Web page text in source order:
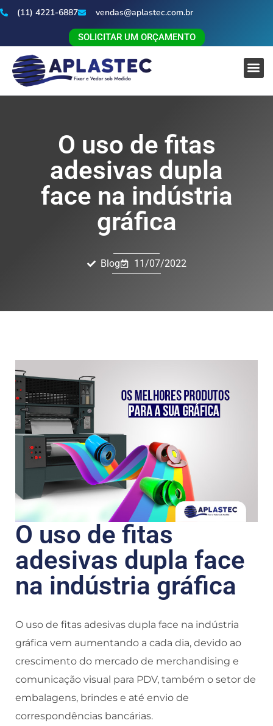
(11) 4221-6887 vendas@aplastec.com.br
SOLICITAR UM ORÇAMENTO
O uso de fitas
adesivas dupla
face na indústria
gráfica
Blog 11/07/2022
O uso de fitas
adesivas dupla face
na indústria gráfica
O uso de fitas adesivas dupla face na indústria
gráfica vem aumentando a cada dia, devido ao
crescimento do mercado de merchandising e
comunicação visual para PDV, também o setor de
embalagens, brindes e até envio de
correspondências bancárias.